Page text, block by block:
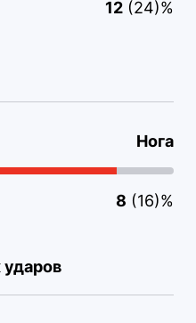
12 (24)%
Нога
8 (16)%